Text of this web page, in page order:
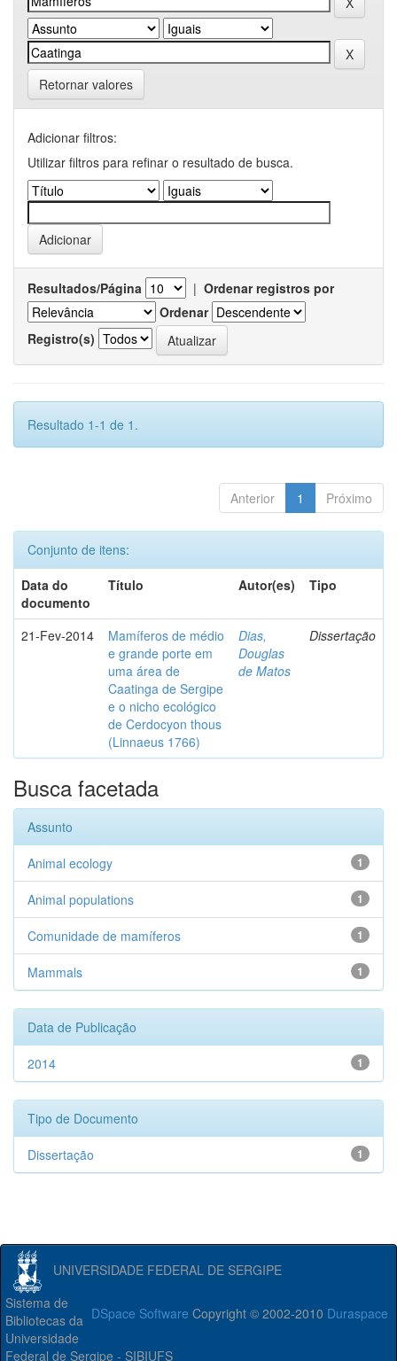
Retornar valores
Adicionar filtros:
Utilizar filtros para refinar o resultado de busca.
Resultados/Página | Ordenar registros por
Ordenar
Registro(s)
Resultado 1-1 de 1.
Anterior 1 Próximo
Conjunto de itens:
Data do
documento
Título Autor(es) Tipo
21-Fev-2014
Mamíferos de médio
e grande porte em
uma área de
Caatinga de Sergipe
e o nicho ecológico
de Cerdocyon thous
(Linnaeus 1766)
Dias,
Douglas
de Matos
Dissertação
Busca facetada
Assunto
1
Animal ecology
1
Animal populations
1
Comunidade de mamíferos
1
Mammals
Data de Publicação
1
2014
Tipo de Documento
1
Dissertação
UNIVERSIDADE FEDERAL DE SERGIPE
DSpace Software Copyright © 2002-2010 Duraspace
Sistema de
Bibliotecas da
Universidade
Federal de Sergipe - SIBIUFS